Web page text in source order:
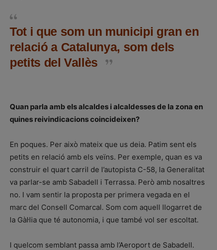
Tot i que som un municipi gran en
relació a Catalunya, som dels
petits del Vallès
Quan parla amb els alcaldes i alcaldesses de la zona en
quines reivindicacions coincideixen?
En poques. Per això mateix que us deia. Patim sent els
petits en relació amb els veïns. Per exemple, quan es va
construir el quart carril de l’autopista C-58, la Generalitat
va parlar-se amb Sabadell i Terrassa. Però amb nosaltres
no. I vam sentir la proposta per primera vegada en el
marc del Consell Comarcal. Som com aquell llogarret de
la Gàl·lia que té autonomia, i que també vol ser escoltat.
I quelcom semblant passa amb l’Aeroport de Sabadell.